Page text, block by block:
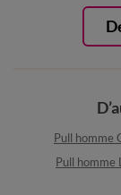
Pull homme
Pull homme